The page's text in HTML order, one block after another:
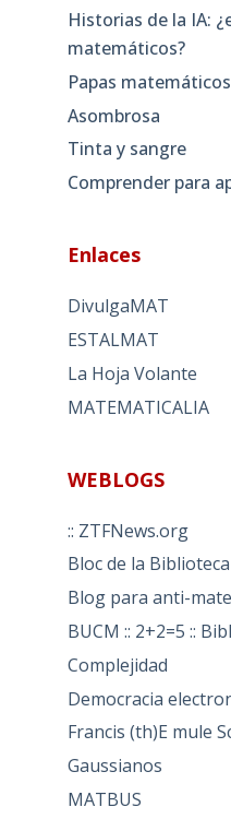
Historias de la IA:
matemáticos?
Papas matemáticos
Asombrosa
Tinta y sangre
Comprender para
Enlaces
DivulgaMAT
ESTALMAT
La Hoja Volante
MATEMATICALIA
WEBLOGS
:: ZTFNews.org
Bloc de la
Blog para anti-
BUCM :: 2+2=5 ::
Complejidad
Democracia
Francis (th)E mule
Gaussianos
MATBUS